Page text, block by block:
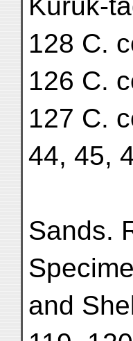
128 C.
126 C.
127 C.
44, 45,
Sands.
and